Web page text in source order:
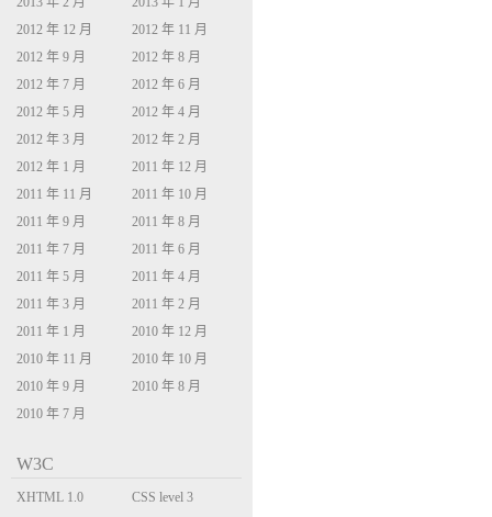
2012 年 12 月
2012 年 11 月
2012 年 9 月
2012 年 8 月
2012 年 7 月
2012 年 6 月
2012 年 5 月
2012 年 4 月
2012 年 3 月
2012 年 2 月
2012 年 1 月
2011 年 12 月
2011 年 11 月
2011 年 10 月
2011 年 9 月
2011 年 8 月
2011 年 7 月
2011 年 6 月
2011 年 5 月
2011 年 4 月
2011 年 3 月
2011 年 2 月
2011 年 1 月
2010 年 12 月
2010 年 11 月
2010 年 10 月
2010 年 9 月
2010 年 8 月
2010 年 7 月
W3C
XHTML 1.0
CSS level 3